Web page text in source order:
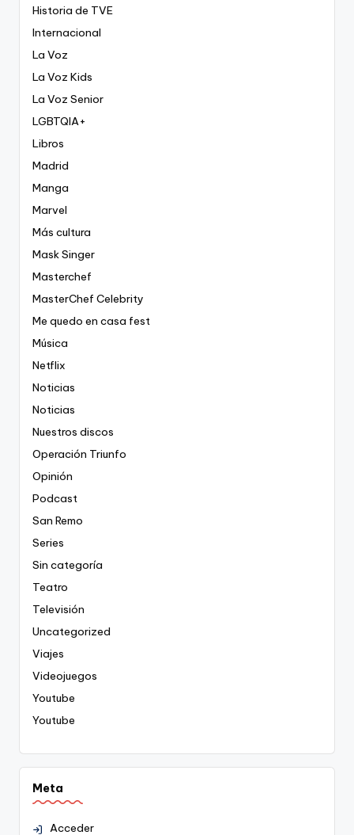
Historia de TVE
Internacional
La Voz
La Voz Kids
La Voz Senior
LGBTQIA+
Libros
Madrid
Manga
Marvel
Más cultura
Mask Singer
Masterchef
MasterChef Celebrity
Me quedo en casa fest
Música
Netflix
Noticias
Noticias
Nuestros discos
Operación Triunfo
Opinión
Podcast
San Remo
Series
Sin categoría
Teatro
Televisión
Uncategorized
Viajes
Videojuegos
Youtube
Youtube
Meta
Acceder